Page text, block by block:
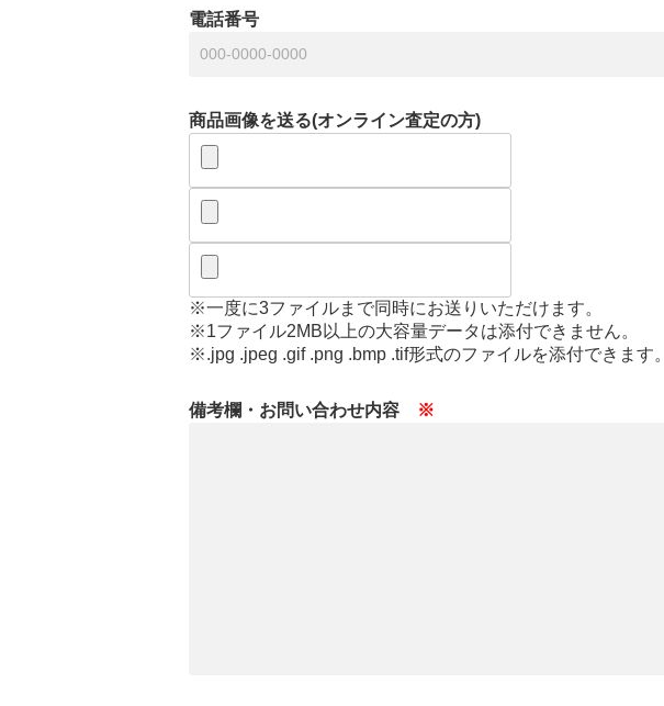
電話番号
商品画像を送る(オンライン査定の方)
※一度に3ファイルまで同時にお送りいただけます。
※1ファイル2MB以上の大容量データは添付できません。
※.jpg .jpeg .gif .png .bmp .tif形式のファイルを添付できます。
備考欄・お問い合わせ内容